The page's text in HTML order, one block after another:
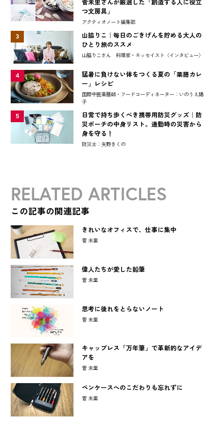
菅未里さんが厳選した「創造する人に役立
つ文房具」
アクティオノート編集部
3
山脇りこ｜毎日のごきげんを貯める大人の
ひとり旅のススメ
山脇りこさん 料理家・エッセイスト〈インタビュー〉
4
猛暑に負けない体をつくる夏の「薬膳カレ
ー」レシピ
国際中医薬膳師・フードコーディネーター：いのうえ陽
子
5
日常で持ち歩くべき携帯用防災グッズ｜防
災ポーチの中身リスト。通勤時の災害から
身を守る！
防災士：矢野きくの
RELATED ARTICLES
この記事の関連記事
きれいなオフィスで、仕事に集中
菅 未里
偉人たちが愛した鉛筆
菅 未里
思考に後れをとらないノート
菅 未里
キャップレス「万年筆」で革新的なアイデ
アを
菅 未里
ペンケースへのこだわりも忘れずに
菅 未里